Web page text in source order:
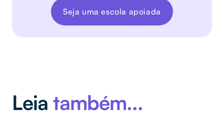
Seja uma escola apoiada
Leia também...